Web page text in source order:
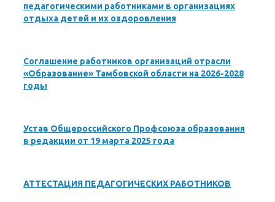
педагогическими работниками в организациях
отдыха детей и их оздоровления
Соглашение работников организаций отрасли
«Образование» Тамбовской области на 2026-2028
годы
Устав Общероссийского Профсоюза образования
в редакции от 19 марта 2025 года
АТТЕСТАЦИЯ ПЕДАГОГИЧЕСКИХ РАБОТНИКОВ